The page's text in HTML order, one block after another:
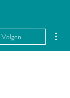
Volgen